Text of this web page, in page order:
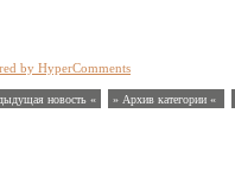
by HyperComments
новость « » Архив категории «